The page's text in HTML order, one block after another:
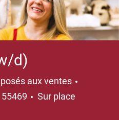
d)
aux ventes
Sur place